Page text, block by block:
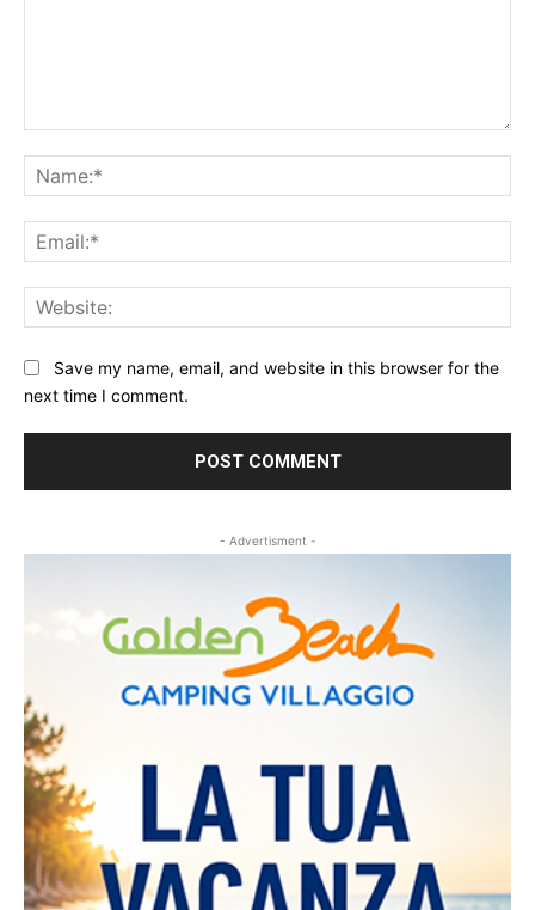
Save my name, email, and website in this browser for the
next time I comment.
- Advertisment -